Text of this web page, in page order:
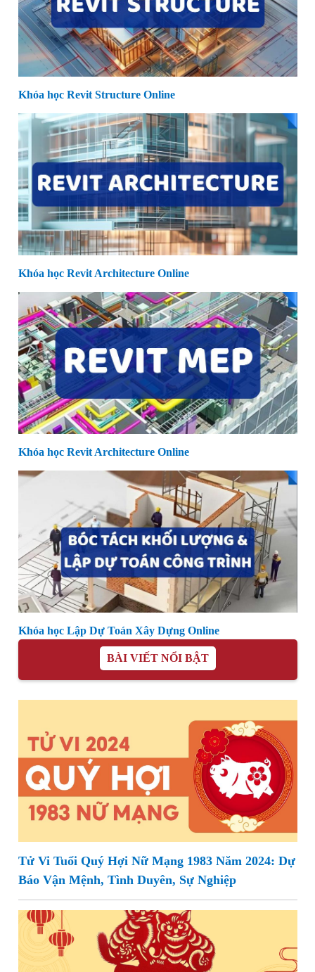
Khóa học Revit Structure Online
Khóa học Revit Architecture Online
Khóa học Revit Architecture Online
Khóa học Lập Dự Toán Xây Dựng Online
BÀI VIẾT NỔI BẬT
Tử Vi Tuổi Quý Hợi Nữ Mạng 1983 Năm 2024: Dự
Báo Vận Mệnh, Tình Duyên, Sự Nghiệp